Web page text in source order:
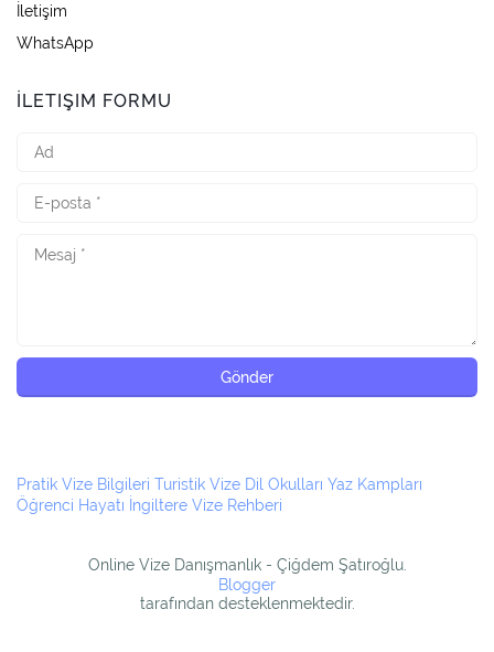
İletişim
WhatsApp
İLETIŞIM FORMU
Pratik Vize Bilgileri Turistik Vize Dil Okulları Yaz Kampları
Öğrenci Hayatı İngiltere Vize Rehberi
Online Vize Danışmanlık - Çiğdem Şatıroğlu.
Blogger
tarafından desteklenmektedir.